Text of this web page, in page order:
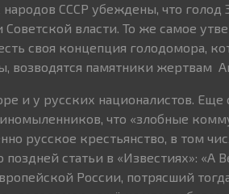
народов СССР убеждены, что
Советской власти. То же самое
своя концепция голодомора,
возводятся памятники жертвам
и у русских националистов.
что «злобные
русское крестьянство, в том
статьи в «Известиях»: «А
России, потрясший